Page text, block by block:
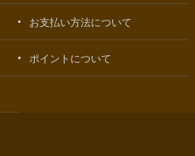
お支払い方法について
ポイントについて